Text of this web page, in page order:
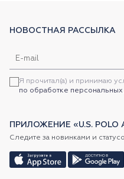
НОВОСТНАЯ РАССЫЛКА
Я прочитал(а) и принимаю
по обработке персональных
ПРИЛОЖЕНИЕ «U.S. POLO
Следите за новинками и